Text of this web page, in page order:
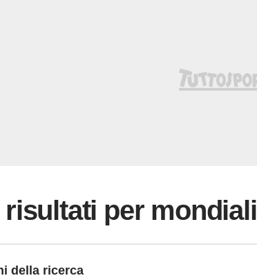
risultati per mondiali
della ricerca